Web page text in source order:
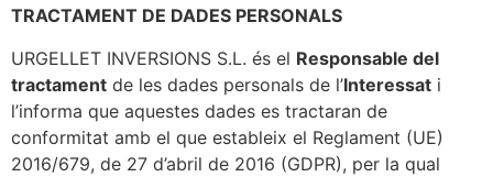
TRACTAMENT DE DADES PERSONALS
URGELLET INVERSIONS S.L. és el Responsable del
tractament de les dades personals de l’Interessat i
l’informa que aquestes dades es tractaran de
conformitat amb el que estableix el Reglament (UE)
2016/679, de 27 d’abril de 2016 (GDPR), per la qual